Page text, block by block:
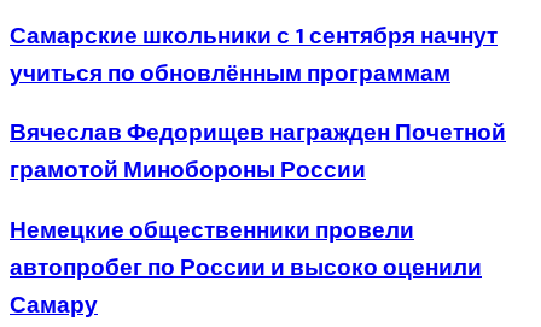
Самарские школьники с 1 сентября начнут
учиться по обновлённым программам
Вячеслав Федорищев награжден Почетной
грамотой Минобороны России
Немецкие общественники провели
автопробег по России и высоко оценили
Самару